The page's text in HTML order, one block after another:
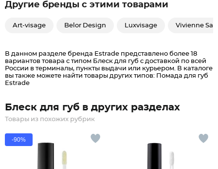
Другие бренды с этими товарами
Art-visage Belor Design Luxvisage Vivienne
В данном разделе бренда Estrade представлено более 18
вариантов товара с типом Блеск для губ c доставкой по всей
России в терминалы, пункты выдачи или курьером. В каталоге
вы также можете найти товары других типов: Помада для губ
Estrade
Блеск для губ в других разделах
Товары из похожих рубрик
-90%